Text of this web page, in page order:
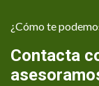
¿Cómo te
Contacta